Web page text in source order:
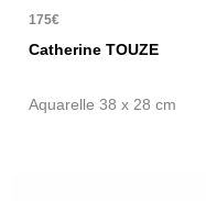
175€
Catherine TOUZE
Aquarelle 38 x 28 cm